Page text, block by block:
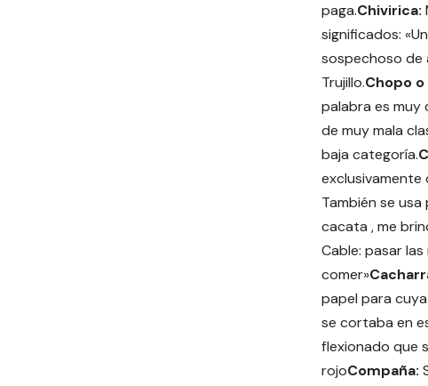
paga.Chivirica:
significados:
sospechoso de
Trujillo.Chopo
palabra es muy
de muy mala
baja categoría.
exclusivamente
También se
cacata , me
Cable: pasar
comer»
papel para
se cortaba en
flexionado que
rojoCompaña: